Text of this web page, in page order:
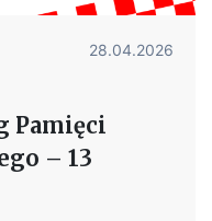
28.04.2026
Pamięci
– 13